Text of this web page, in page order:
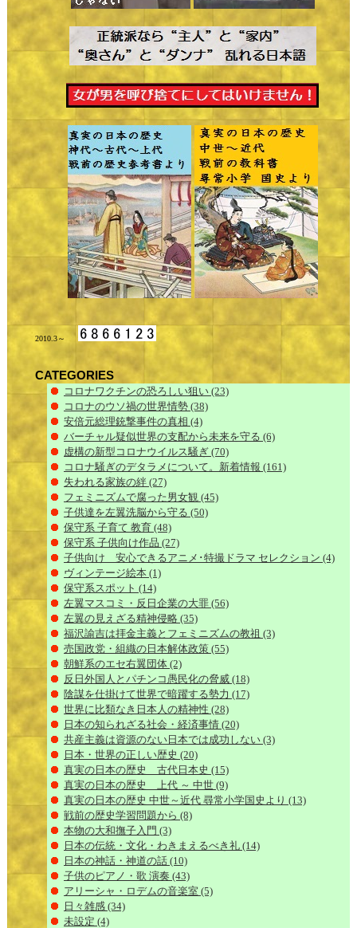
2010.3～
CATEGORIES
コロナワクチンの恐ろしい狙い (23)
コロナのウソ禍の世界情勢 (38)
安倍元総理銃撃事件の真相 (4)
バーチャル疑似世界の支配から未来を守る (6)
虚構の新型コロナウイルス騒ぎ (70)
コロナ騒ぎのデタラメについて。新着情報 (161)
失われる家族の絆 (27)
フェミニズムで腐った男女観 (45)
子供達を左翼洗脳から守る (50)
保守系 子育て 教育 (48)
保守系 子供向け作品 (27)
子供向け 安心できるアニメ･特撮ドラマ セレクション (4)
ヴィンテージ絵本 (1)
保守系スポット (14)
左翼マスコミ・反日企業の大罪 (56)
左翼の見えざる精神侵略 (35)
福沢諭吉は拝金主義とフェミニズムの教祖 (3)
売国政党・組織の日本解体政策 (55)
朝鮮系のエセ右翼団体 (2)
反日外国人とパチンコ愚民化の脅威 (18)
陰謀を仕掛けて世界で暗躍する勢力 (17)
世界に比類なき日本人の精神性 (28)
日本の知られざる社会・経済事情 (20)
共産主義は資源のない日本では成功しない (3)
日本・世界の正しい歴史 (20)
真実の日本の歴史 古代日本史 (15)
真実の日本の歴史 上代 ～ 中世 (9)
真実の日本の歴史 中世～近代 尋常小学国史より (13)
戦前の歴史学習問題から (8)
本物の大和撫子入門 (3)
日本の伝統・文化・わきまえるべき礼 (14)
日本の神話・神道の話 (10)
子供のピアノ・歌 演奏 (43)
アリーシャ・ロデムの音楽室 (5)
日々雑感 (34)
未設定 (4)